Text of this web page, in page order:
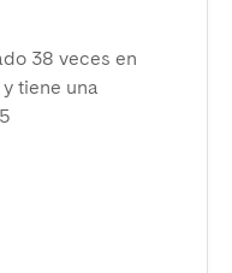
38 veces en
tiene una